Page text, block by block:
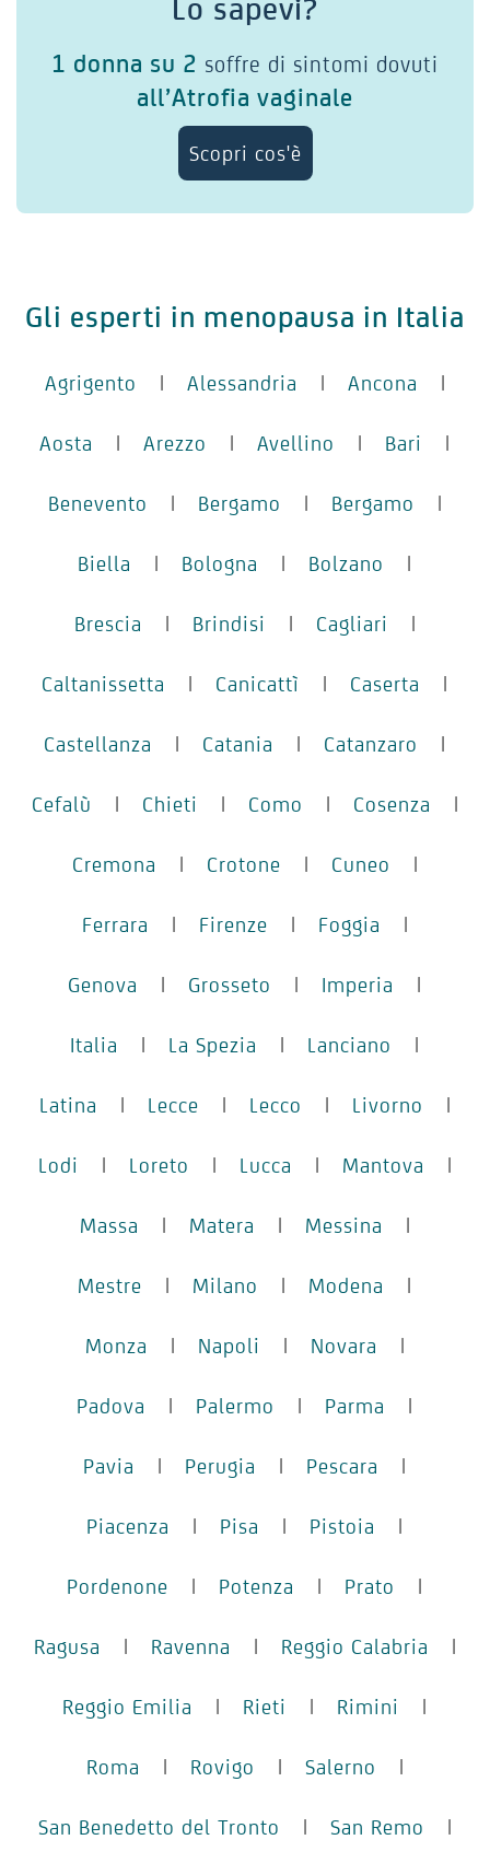
Lo sapevi?
1 donna su 2 soffre di sintomi dovuti
all’Atrofia vaginale
Scopri cos'è
Gli esperti in menopausa in Italia
Agrigento | Alessandria | Ancona |
Aosta | Arezzo | Avellino | Bari |
Benevento | Bergamo | Bergamo |
Biella | Bologna | Bolzano |
Brescia | Brindisi | Cagliari |
Caltanissetta | Canicattì | Caserta |
Castellanza | Catania | Catanzaro |
Cefalù | Chieti | Como | Cosenza |
Cremona | Crotone | Cuneo |
Ferrara | Firenze | Foggia |
Genova | Grosseto | Imperia |
Italia | La Spezia | Lanciano |
Latina | Lecce | Lecco | Livorno |
Lodi | Loreto | Lucca | Mantova |
Massa | Matera | Messina |
Mestre | Milano | Modena |
Monza | Napoli | Novara |
Padova | Palermo | Parma |
Pavia | Perugia | Pescara |
Piacenza | Pisa | Pistoia |
Pordenone | Potenza | Prato |
Ragusa | Ravenna | Reggio Calabria |
Reggio Emilia | Rieti | Rimini |
Roma | Rovigo | Salerno |
San Benedetto del Tronto | San Remo |